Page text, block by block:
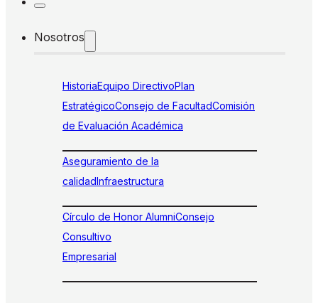
Nosotros
HistoriaEquipo DirectivoPlan
EstratégicoConsejo de FacultadComisión
de Evaluación Académica
Aseguramiento de la
calidadInfraestructura
Círculo de Honor AlumniConsejo
Consultivo
Empresarial